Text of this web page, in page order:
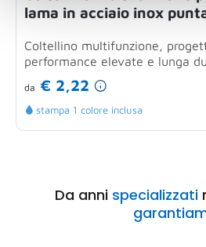
lama in acciaio inox
Coltellino multifunzione,
performance elevate e lunga
da € 2,22
stampa 1 colore inclusa
Da anni specializzati